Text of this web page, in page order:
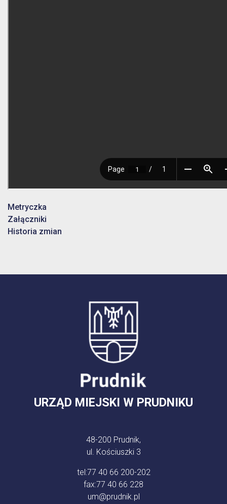
Metryczka
Załączniki
Historia zmian
URZĄD MIEJSKI W PRUDNIKU
48-200 Prudnik,
ul. Kościuszki 3
tel:77 40 66 200-202
fax:77 40 66 228
um@prudnik.pl